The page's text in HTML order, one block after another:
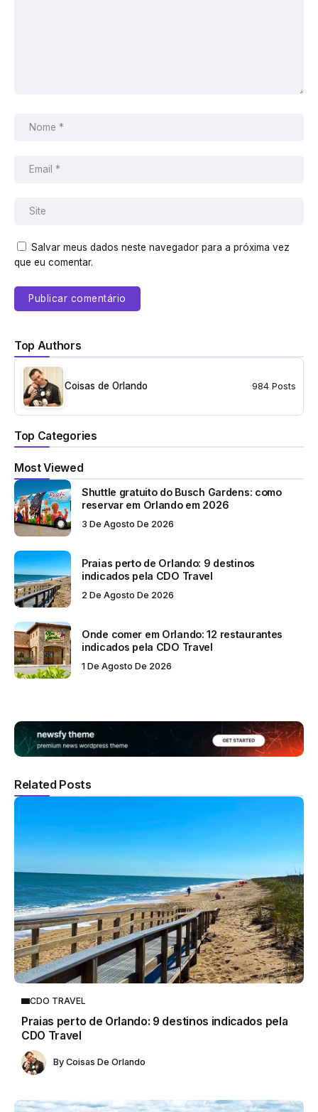
Salvar meus dados neste navegador para a próxima vez
que eu comentar.
Top Authors
Coisas de Orlando 984 Posts
Top Categories
Most Viewed
Shuttle gratuito do Busch Gardens: como
reservar em Orlando em 2026
3 De Agosto De 2026
Praias perto de Orlando: 9 destinos
indicados pela CDO Travel
2 De Agosto De 2026
Onde comer em Orlando: 12 restaurantes
indicados pela CDO Travel
1 De Agosto De 2026
Related Posts
CDO TRAVEL
Praias perto de Orlando: 9 destinos indicados pela
CDO Travel
By Coisas De Orlando